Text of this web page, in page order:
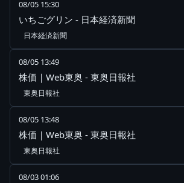
08/05 15:30
いちごグリン - 日本経済新聞
日本経済新聞
08/05 13:49
株価｜Web東奥 - 東奥日報社
東奥日報社
08/05 13:48
株価｜Web東奥 - 東奥日報社
東奥日報社
08/03 01:06